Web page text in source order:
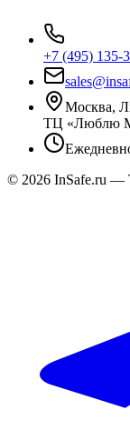
+7 (495) 135-
Москва,
ТЦ «Люблю
© 2026 InSafe.ru —